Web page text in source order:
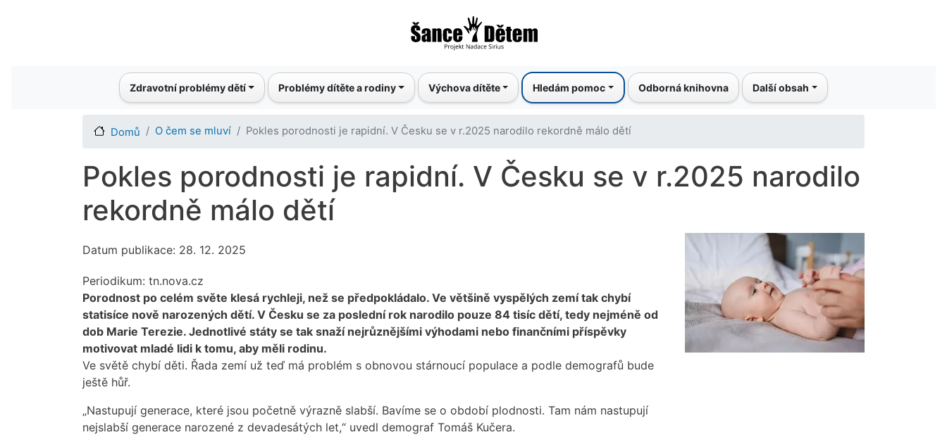
k
hlavnímu
Main navigationZdravotní problémy dětí Problémy dítěte a rodiny Výchova dítěte Hledám pomoc Odborná knihovna Další obsah
Domů O čem se mluví Pokles porodnosti je rapidní. V Česku se v r.2025 narodilo rekordně málo dětí
Pokles porodnosti je rapidní. V Česku se v r.2025 narodilo
rekordně málo dětí
Datum publikace: 28. 12. 2025
Periodikum: tn.nova.cz
Porodnost po celém světe klesá rychleji, než se předpokládalo. Ve většině vyspělých zemí tak chybí
statisíce nově narozených dětí. V Česku se za poslední rok narodilo pouze 84 tisíc dětí, tedy nejméně od
dob Marie Terezie. Jednotlivé státy se tak snaží nejrůznějšími výhodami nebo finančními příspěvky
motivovat mladé lidi k tomu, aby měli rodinu.
Ve světě chybí děti. Řada zemí už teď má problém s obnovou stárnoucí populace a podle demografů bude
ještě hůř.
„Nastupují generace, které jsou početně výrazně slabší. Bavíme se o období plodnosti. Tam nám nastupují
nejslabší generace narozené z devadesátých let,“ uvedl demograf Tomáš Kučera.